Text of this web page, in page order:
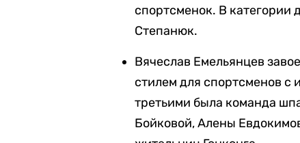
спортсменок. В категории
Степанюк.
Вячеслав Емельянцев
стилем для спортсменов
третьими была команда
Бойковой, Алены